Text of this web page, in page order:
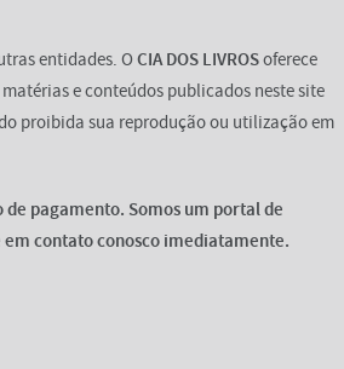
entidades. OCIA DOS LIVROSoferece
e conteúdos publicados neste site
proibida sua reprodução ou utilização em
pagamento. Somos um portal de
contato conosco imediatamente.